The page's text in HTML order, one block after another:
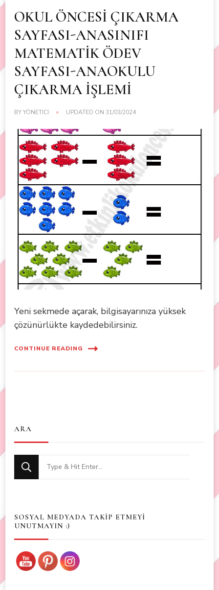
OKUL ÖNCESİ ÇIKARMA
SAYFASI-ANASINIFI
MATEMATİK ÖDEV
SAYFASI-ANAOKULU
ÇIKARMA İŞLEMİ
BYYÖNETICI UPDATED ON 31/03/2024
Yeni sekmede açarak, bilgisayarınıza yüksek
çözünürlükte kaydedebilirsiniz.
CONTINUE READING
ARA
Looking
for
SOSYAL MEDYADA TAKİP ETMEYİ
UNUTMAYIN :)